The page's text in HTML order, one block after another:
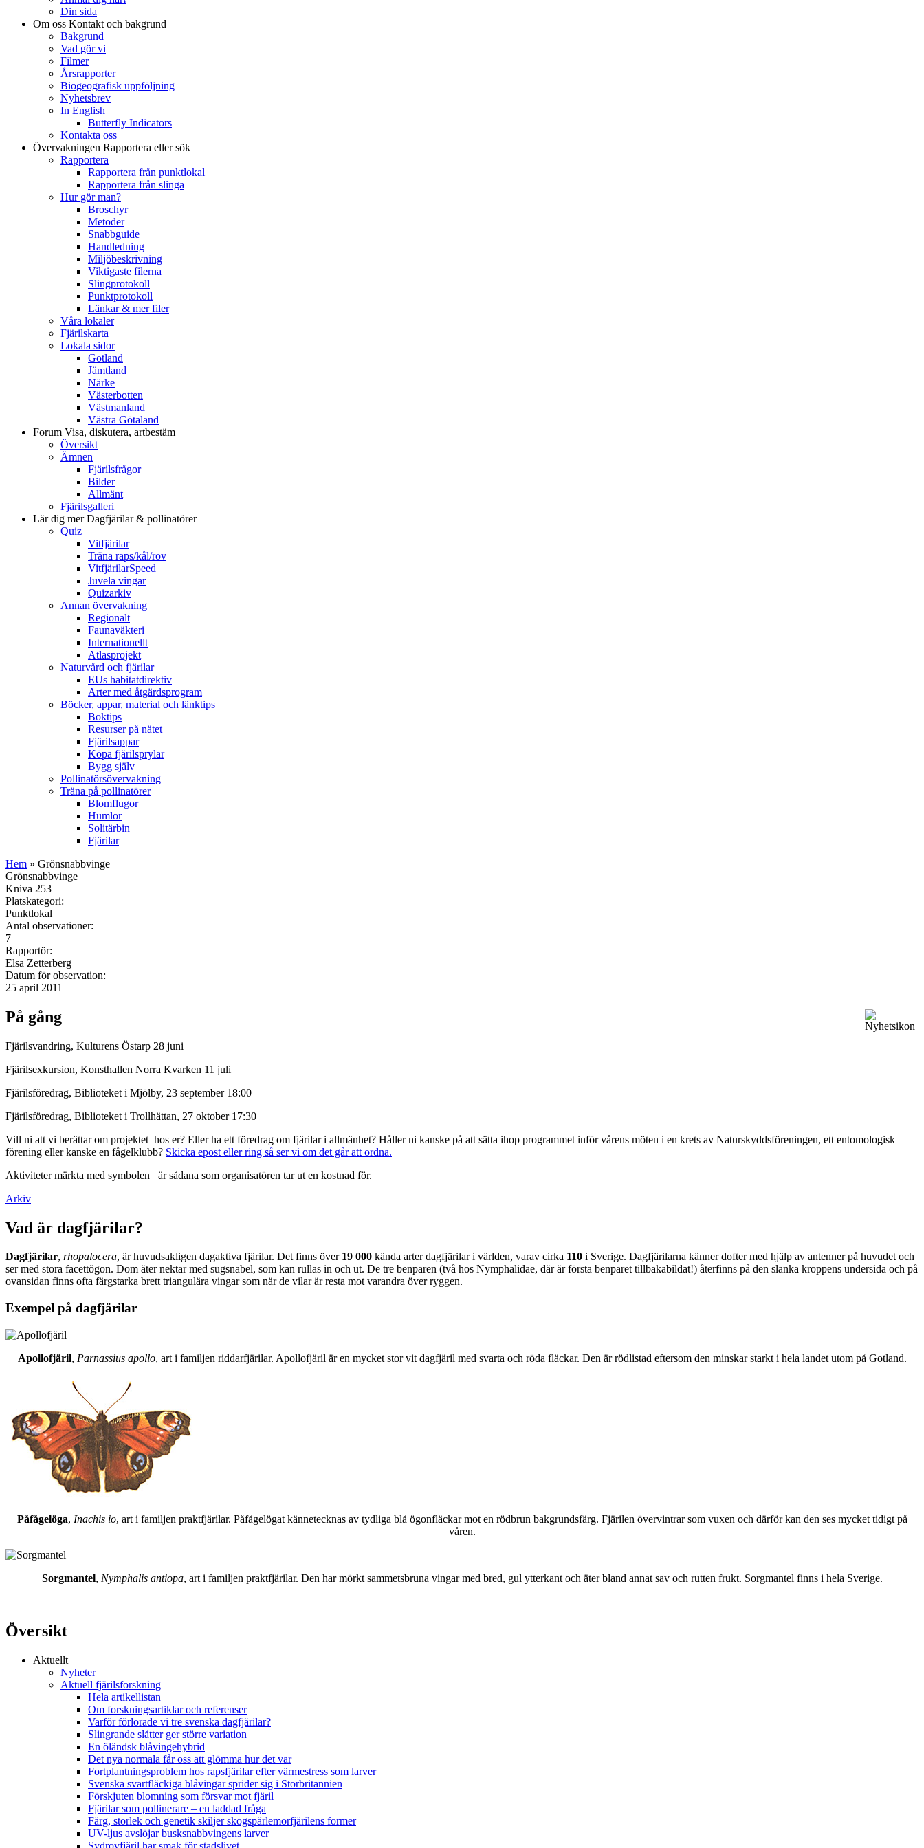
Din sida
Om oss Kontakt och bakgrund
Bakgrund
Vad gör vi
Filmer
Årsrapporter
Biogeografisk uppföljning
Nyhetsbrev
In English
Butterfly Indicators
Kontakta oss
Övervakningen Rapportera eller sök
Rapportera
Rapportera från punktlokal
Rapportera från slinga
Hur gör man?
Broschyr
Metoder
Snabbguide
Handledning
Miljöbeskrivning
Viktigaste filerna
Slingprotokoll
Punktprotokoll
Länkar & mer filer
Våra lokaler
Fjärilskarta
Lokala sidor
Gotland
Jämtland
Närke
Västerbotten
Västmanland
Västra Götaland
Forum Visa, diskutera, artbestäm
Översikt
Ämnen
Fjärilsfrågor
Bilder
Allmänt
Fjärilsgalleri
Lär dig merDagfjärilar & pollinatörer
Quiz
Vitfjärilar
Träna raps/kål/rov
VitfjärilarSpeed
Juvela vingar
Quizarkiv
Annan övervakning
Regionalt
Faunaväkteri
Internationellt
Atlasprojekt
Naturvård och fjärilar
EUs habitatdirektiv
Arter med åtgärdsprogram
Böcker, appar, material och länktips
Boktips
Resurser på nätet
Fjärilsappar
Köpa fjärilsprylar
Bygg själv
Pollinatörsövervakning
Träna på pollinatörer
Blomflugor
Humlor
Solitärbin
Fjärilar
Hem » Grönsnabbvinge
Grönsnabbvinge
Kniva 253
Platskategori:
Punktlokal
Antal observationer:
7
Rapportör:
Elsa Zetterberg
Datum för observation:
25 april 2011
På gång
Fjärilsvandring, Kulturens Östarp 28 juni
Fjärilsexkursion, Konsthallen Norra Kvarken 11 juli
Fjärilsföredrag, Biblioteket i Mjölby, 23 september 18:00
Fjärilsföredrag, Biblioteket i Trollhättan, 27 oktober 17:30
Vill ni att vi berättar om projektet hos er? Eller ha ett föredrag om fjärilar i allmänhet? Håller ni kanske på att sätta ihop programmet inför vårens möten i en krets av Naturskyddsföreningen, ett entomologisk
förening eller kanske en fågelklubb? Skicka epost eller ring så ser vi om det går att ordna.
Aktiviteter märkta med symbolen
är sådana som organisatören tar ut en kostnad för.
Arkiv
Vad är dagfjärilar?
Dagfjärilar, rhopalocera, är huvudsakligen dagaktiva fjärilar. Det finns över 19 000 kända arter dagfjärilar i världen, varav cirka 110 i Sverige. Dagfjärilarna känner dofter med hjälp av antenner på huvudet och
ser med stora facettögon. Dom äter nektar med sugsnabel, som kan rullas in och ut. De tre benparen (två hos Nymphalidae, där är första benparet tillbakabildat!) återfinns på den slanka kroppens undersida och på
ovansidan finns ofta färgstarka brett triangulära vingar som när de vilar är resta mot varandra över ryggen.
Exempel på dagfjärilar
Apollofjäril, Parnassius apollo, art i familjen riddarfjärilar. Apollofjäril är en mycket stor vit dagfjäril med svarta och röda fläckar. Den är rödlistad eftersom den minskar starkt i hela landet utom på Gotland.
Påfågelöga, Inachis io, art i familjen praktfjärilar. Påfågelögat kännetecknas av tydliga blå ögonfläckar mot en rödbrun bakgrundsfärg. Fjärilen övervintrar som vuxen och därför kan den ses mycket tidigt på
våren.
Sorgmantel, Nymphalis antiopa, art i familjen praktfjärilar. Den har mörkt sammetsbruna vingar med bred, gul ytterkant och äter bland annat sav och rutten frukt. Sorgmantel finns i hela Sverige.
Översikt
Aktuellt
Nyheter
Aktuell fjärilsforskning
Hela artikellistan
Om forskningsartiklar och referenser
Varför förlorade vi tre svenska dagfjärilar?
Slingrande slåtter ger större variation
En öländsk blåvingehybrid
Det nya normala får oss att glömma hur det var
Fortplantningsproblem hos rapsfjärilar efter värmestress som larver
Svenska svartfläckiga blåvingar sprider sig i Storbritannien
Förskjuten blomning som försvar mot fjäril
Fjärilar som pollinerare – en laddad fråga
Färg, storlek och genetik skiljer skogspärlemorfjärilens former
UV-ljus avslöjar busksnabbvingens larver
Sydrovfjäril har smak för stadslivet